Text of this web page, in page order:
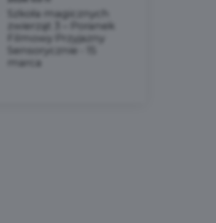
Szkoła magicznych
zwierząt 3 – Poranek
Filmowy Przyjazny
Sensorycznie - 15
marca